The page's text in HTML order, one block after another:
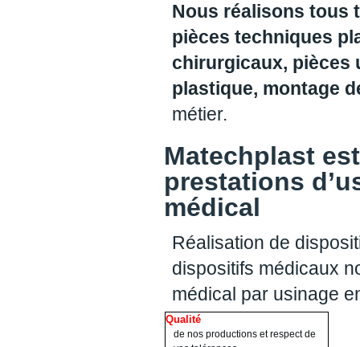
Nous réalisons tous
pièces techniques
chirurgicaux, pièces
plastique, montage
métier.
Matechplast
prestations
médical
Réalisation de
dispositifs médicaux
médical par usinage
Qualité
de nos productions et respect de